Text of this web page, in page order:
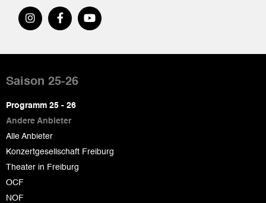
de
page
Saison 25-26
Programm 25 - 26
Andere Anbieter
Alle Anbieter
Konzertgesellschaft Freiburg
Theater in Freiburg
OCF
NOF